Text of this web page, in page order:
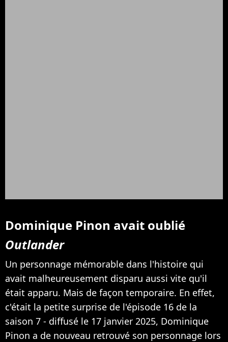
Dominique Pinon avait oublié
Outlander
Un personnage mémorable dans l'histoire qui
avait malheureusement disparu aussi vite qu'il
était apparu. Mais de façon temporaire. En effet,
c'était la petite surprise de l'épisode 16 de la
saison 7 - diffusé le 17 janvier 2025, Dominique
Pinon a de nouveau retrouvé son personnage lors